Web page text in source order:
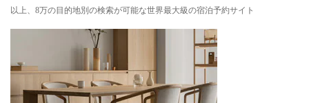
以上、8万の目的地別の検索が可能な世界最大級の宿泊予約サイト